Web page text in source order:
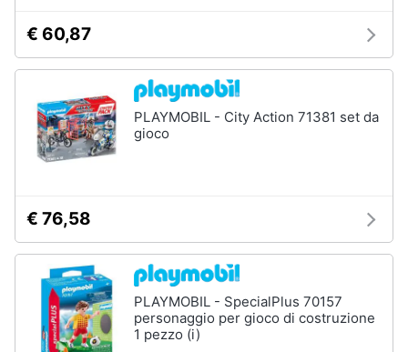
€ 60,87
PLAYMOBIL - City Action 71381 set da
gioco
€ 76,58
PLAYMOBIL - SpecialPlus 70157
personaggio per gioco di costruzione
1 pezzo (i)